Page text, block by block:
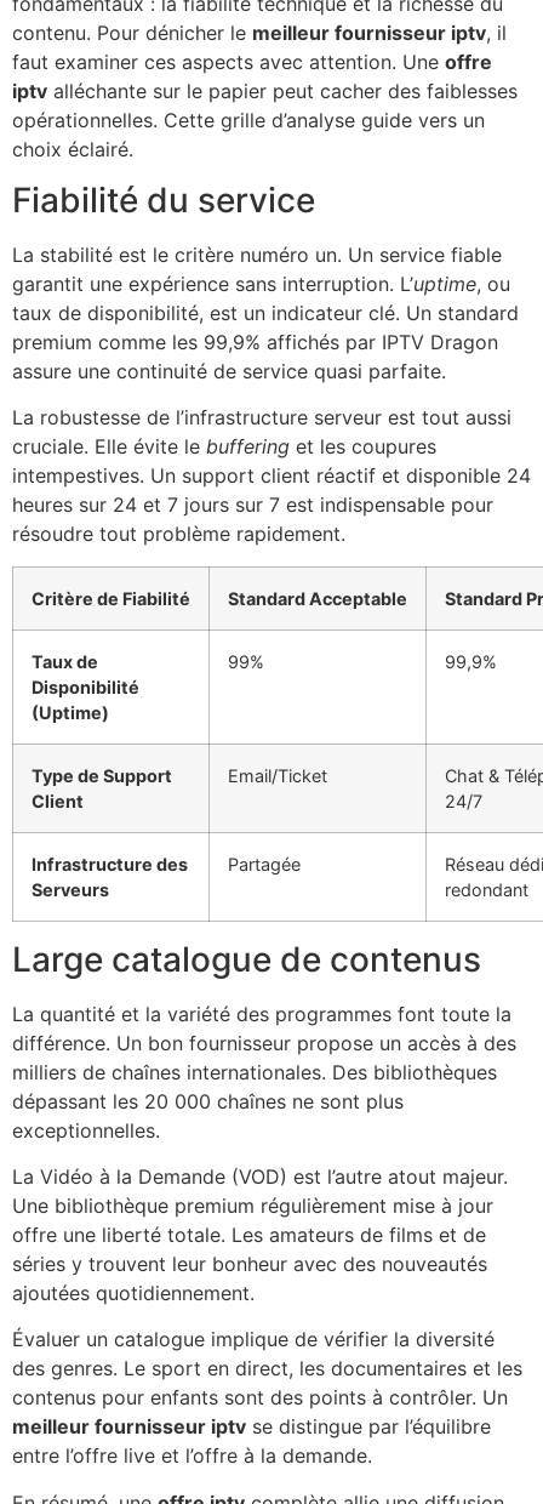
contenu. Pour dénicher le meilleur fournisseur iptv, il
faut examiner ces aspects avec attention. Une offre
iptv alléchante sur le papier peut cacher des faiblesses
opérationnelles. Cette grille d’analyse guide vers un
choix éclairé.
Fiabilité du service
La stabilité est le critère numéro un. Un service fiable
garantit une expérience sans interruption. L’uptime, ou
taux de disponibilité, est un indicateur clé. Un standard
premium comme les 99,9% affichés par IPTV Dragon
assure une continuité de service quasi parfaite.
La robustesse de l’infrastructure serveur est tout aussi
cruciale. Elle évite le buffering et les coupures
intempestives. Un support client réactif et disponible 24
heures sur 24 et 7 jours sur 7 est indispensable pour
résoudre tout problème rapidement.
Critère de Fiabilité Standard Acceptable Standard
Taux de
Disponibilité
(Uptime)
99% 99,9%
Type de Support
Client
Email/Ticket
Chat &
24/7
Infrastructure des
Serveurs
Partagée
Réseau
redondant
Large catalogue de contenus
La quantité et la variété des programmes font toute la
différence. Un bon fournisseur propose un accès à des
milliers de chaînes internationales. Des bibliothèques
dépassant les 20 000 chaînes ne sont plus
exceptionnelles.
La Vidéo à la Demande (VOD) est l’autre atout majeur.
Une bibliothèque premium régulièrement mise à jour
offre une liberté totale. Les amateurs de films et de
séries y trouvent leur bonheur avec des nouveautés
ajoutées quotidiennement.
Évaluer un catalogue implique de vérifier la diversité
des genres. Le sport en direct, les documentaires et les
contenus pour enfants sont des points à contrôler. Un
meilleur fournisseur iptv se distingue par l’équilibre
entre l’offre live et l’offre à la demande.